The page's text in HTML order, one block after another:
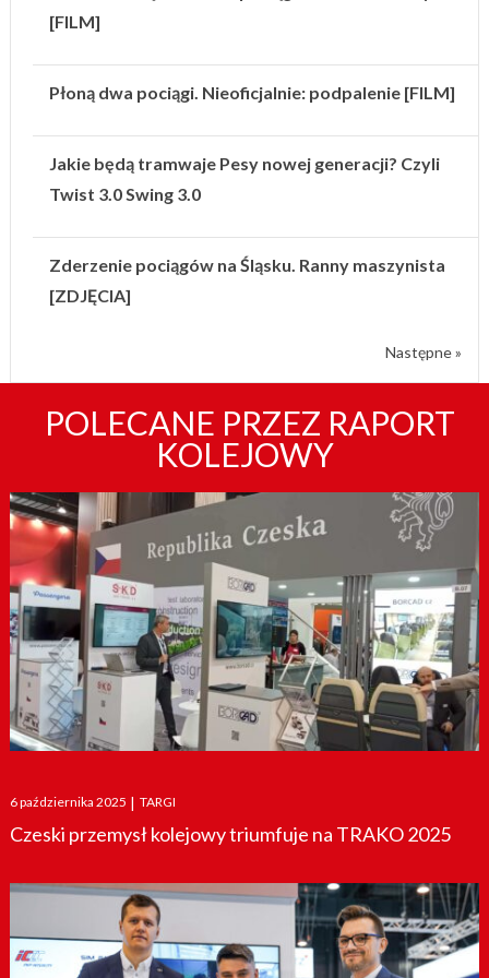
[FILM]
Płoną dwa pociągi. Nieoficjalnie: podpalenie [FILM]
Jakie będą tramwaje Pesy nowej generacji? Czyli
Twist 3.0 Swing 3.0
Zderzenie pociągów na Śląsku. Ranny maszynista
[ZDJĘCIA]
Następne »
POLECANE PRZEZ RAPORT
KOLEJOWY
Posted
on
6 października 2025 | TARGI
Czeski przemysł kolejowy triumfuje na TRAKO 2025